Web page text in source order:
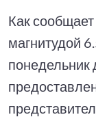
Как сообщает
магнитудой
понедельник